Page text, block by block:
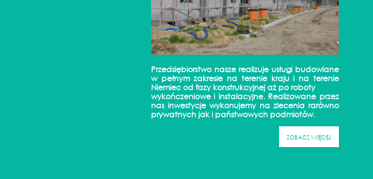
Przedsiębiorstwo nasze realizuje usługi budowlane
w pełnym zakresie na terenie kraju i na terenie
Niemiec od fazy konstrukcyjnej aż po roboty
wykończeniowe i instalacyjne. Realizowane przez
nas inwestycje wykonujemy na zlecenia rarówno
prywatnych jak i państwowych podmiotów.
ZOBACZ WIĘCEJ